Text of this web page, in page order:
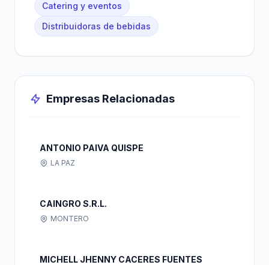
Catering y eventos
Distribuidoras de bebidas
Empresas Relacionadas
ANTONIO PAIVA QUISPE
LA PAZ
CAINGRO S.R.L.
MONTERO
MICHELL JHENNY CACERES FUENTES